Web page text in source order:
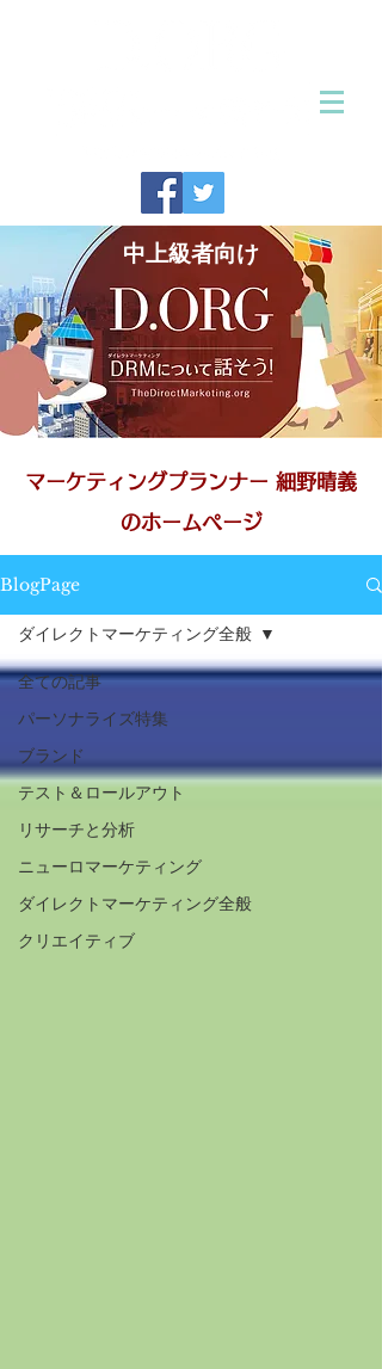
中上級者向け
マーケティングプランナー 細野晴義
のホームページ
BlogPage
全ての記事
パーソナライズ特集
ブランド
テスト＆ロールアウト
リサーチと分析
ニューロマーケティング
ダイレクトマーケティング全般
クリエイティブ
ダイレクトマーケティング全般